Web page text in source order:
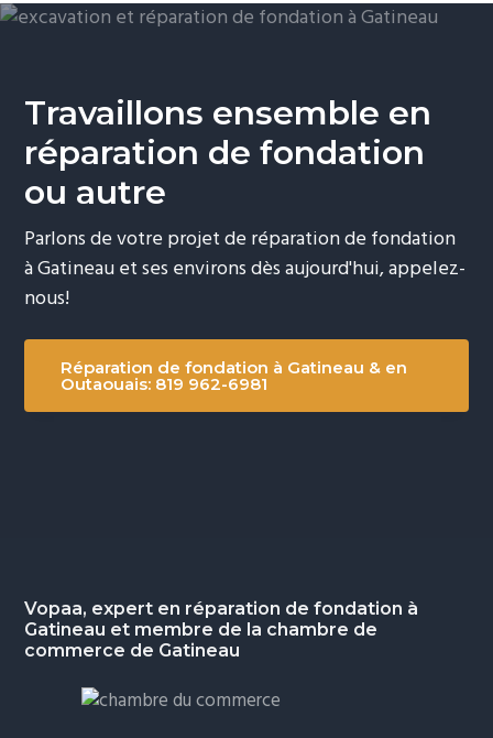
Travaillons ensemble en
réparation de fondation
ou autre
Parlons de votre projet de réparation de fondation
à Gatineau et ses environs dès aujourd'hui, appelez-
nous!
Réparation de fondation à Gatineau & en
Outaouais: 819 962-6981
Footer
Vopaa, expert en réparation de fondation à
Gatineau et membre de la chambre de
commerce de Gatineau